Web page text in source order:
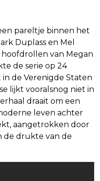
pareltje binnen het
Duplass en Mel
van Megan
de serie op 24
de Verenigde Staten
lijkt vooralsnog niet in
draait om een
leven achter
aangetrokken door
de drukte van de